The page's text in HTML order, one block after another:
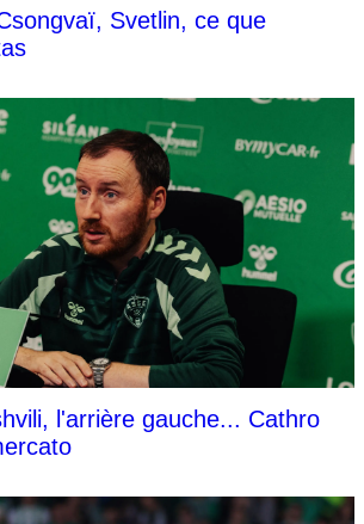
Svetlin, ce que
l'arrière gauche... Cathro